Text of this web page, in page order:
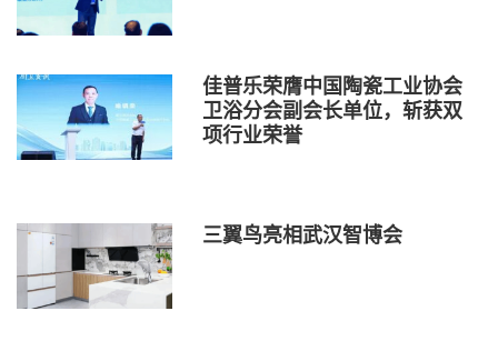
佳普乐荣膺中国陶瓷工业协会
卫浴分会副会长单位，斩获双
项行业荣誉
三翼鸟亮相武汉智博会